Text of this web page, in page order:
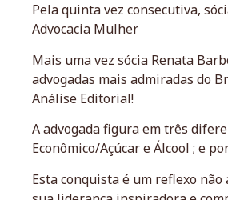
Pela quinta vez consecutiva,
Advocacia Mulher
Mais uma vez sócia Renata
advogadas mais admiradas do
Análise Editorial!
A advogada figura em três
Econômico/Açúcar e Álcool ; e
Esta conquista é um reflexo